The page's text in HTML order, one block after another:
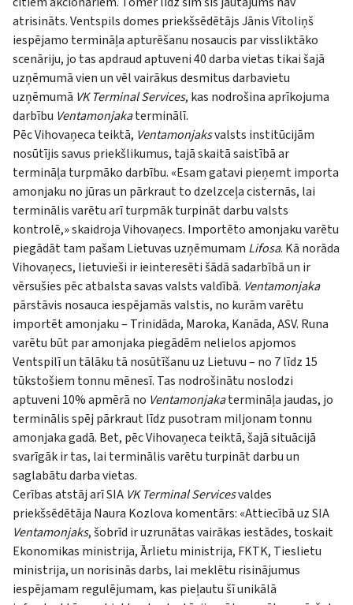
atrisināts. Ventspils domes priekšsēdētājs Jānis Vītoliņš
iespējamo termināļa apturēšanu nosaucis par vissliktāko
scenāriju, jo tas apdraud aptuveni 40 darba vietas tikai šajā
uzņēmumā vien un vēl vairākus desmitus darbavietu
uzņēmumā VK Terminal Services, kas nodrošina aprīkojuma
darbību Ventamonjakaterminālī.
Pēc Vihovaņeca teiktā, Ventamonjaksvalsts institūcijām
nosūtījis savus priekšlikumus, tajā skaitā saistībā ar
termināļa turpmāko darbību. «Esam gatavi pieņemt importa
amonjaku no jūras un pārkraut to dzelzceļa cisternās, lai
terminālis varētu arī turpmāk turpināt darbu valsts
kontrolē,» skaidroja Vihovaņecs. Importēto amonjaku varētu
piegādāt tam pašam Lietuvas uzņēmumam Lifosa. Kā norāda
Vihovaņecs, lietuvieši ir ieinteresēti šādā sadarbībā un ir
vērsušies pēc atbalsta savas valsts valdībā. Ventamonjaka
pārstāvis nosauca iespējamās valstis, no kurām varētu
importēt amonjaku – Trinidāda, Maroka, Kanāda, ASV. Runa
varētu būt par amonjaka piegādēm nelielos apjomos
Ventspilī un tālāku tā nosūtīšanu uz Lietuvu – no 7 līdz 15
tūkstošiem tonnu mēnesī. Tas nodrošinātu noslodzi
aptuveni 10% apmērā no Ventamonjakatermināļa jaudas, jo
terminālis spēj pārkraut līdz pusotram miljonam tonnu
amonjaka gadā. Bet, pēc Vihovaņeca teiktā, šajā situācijā
svarīgāk ir tas, lai terminālis varētu turpināt darbu un
saglabātu darba vietas.
Cerības atstāj arī SIA VK Terminal Servicesvaldes
priekšsēdētāja Naura Kozlova komentārs: «Attiecībā uz SIA
Ventamonjaks, šobrīd ir uzrunātas vairākas iestādes, toskait
Ekonomikas ministrija, Ārlietu ministrija, FKTK, Tieslietu
ministrija, un norisinās darbs, lai meklētu risinājumus
iespējamam regulējumam, kas pieļautu šī unikālā